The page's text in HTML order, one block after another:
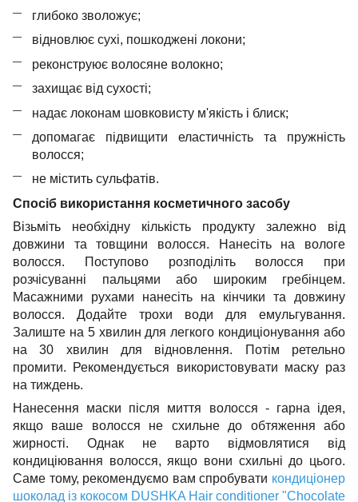
глибоко зволожує;
відновлює сухі, пошкоджені локони;
реконструює волосяне волокно;
захищає від сухості;
надає локонам шовковисту м'якість і блиск;
допомагає підвищити еластичність та пружність
волосся;
не містить сульфатів.
Спосіб використання косметичного засобу
Візьміть необхідну кількість продукту залежно від
довжини та товщини волосся. Нанесіть на вологе
волосся. Поступово розподіліть волосся при
розчісуванні пальцями або широким гребінцем.
Масажними рухами нанесіть на кінчики та довжину
волосся. Додайте трохи води для емульгування.
Залиште на 5 хвилин для легкого кондиціонування або
на 30 хвилин для відновлення. Потім ретельно
промити. Рекомендується використовувати маску раз
на тиждень.
Нанесення маски після миття волосся - гарна ідея,
якщо ваше волосся не схильне до обтяження або
жирності. Однак не варто відмовлятися від
кондиціювання волосся, якщо вони схильні до цього.
Саме тому, рекомендуємо вам спробувати кондиціонер
шоколад із кокосом DUSHKA Hair conditioner "Chocolate